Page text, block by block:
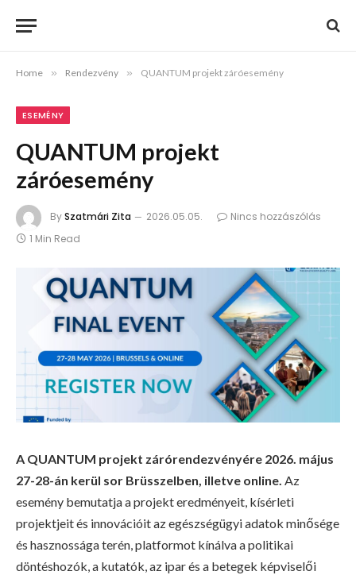
Home » Rendezvény » QUANTUM projekt záróesemény
ESEMÉNY
QUANTUM projekt
záróesemény
BySzatmári Zita 2026.05.05.
Nincs hozzászólás
1 Min Read
A QUANTUM projekt zárórendezvényére 2026. május
27-28-án kerül sor Brüsszelben, illetve online. Az
esemény bemutatja a projekt eredményeit, kísérleti
projektjeit és innovációit az egészségügyi adatok minősége
és hasznossága terén, platformot kínálva a politikai
döntéshozók, a kutatók, az ipar és a betegek képviselői